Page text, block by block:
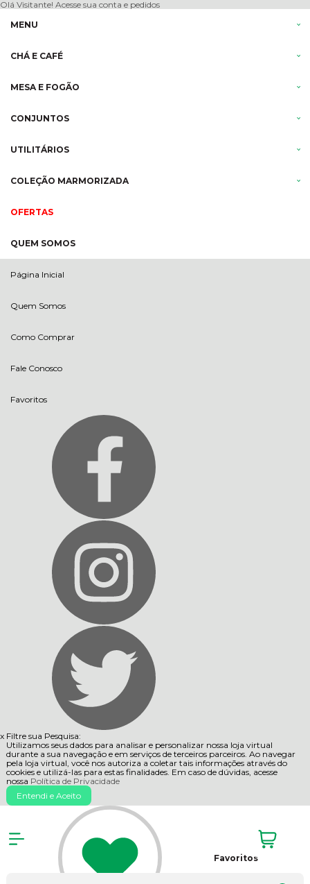
Olá Visitante! Acesse sua conta e pedidos
MENU
CHÁ E CAFÉ
MESA E FOGÃO
CONJUNTOS
UTILITÁRIOS
COLEÇÃO MARMORIZADA
OFERTAS
QUEM SOMOS
Página Inicial
Quem Somos
Como Comprar
Fale Conosco
Favoritos
x Filtre sua Pesquisa:
Utilizamos seus dados para analisar e personalizar nossa loja virtual
durante a sua navegação e em serviços de terceiros parceiros. Ao navegar
pela loja virtual, você nos autoriza a coletar tais informações através do
cookies e utilizá-las para estas finalidades. Em caso de dúvidas, acesse
nossa Política de Privacidade
Entendi e Aceito
Favoritos